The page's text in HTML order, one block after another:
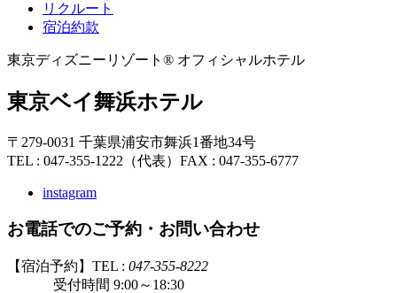
リクルート
宿泊約款
東京ディズニーリゾート® オフィシャルホテル
東京ベイ舞浜ホテル
〒279-0031 千葉県浦安市舞浜1番地34号
TEL : 047-355-1222（代表） FAX : 047-355-6777
instagram
お電話でのご予約・お問い合わせ
【宿泊予約】TEL : 047-355-8222
受付時間 9:00～18:30